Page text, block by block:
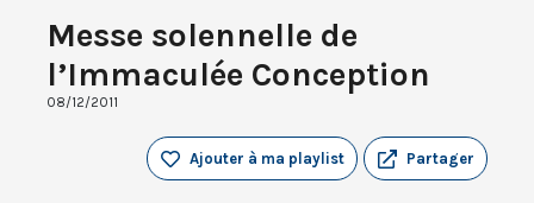
Messe solennelle de
l’Immaculée Conception
08/12/2011
Partager
Ajouter à ma playlist